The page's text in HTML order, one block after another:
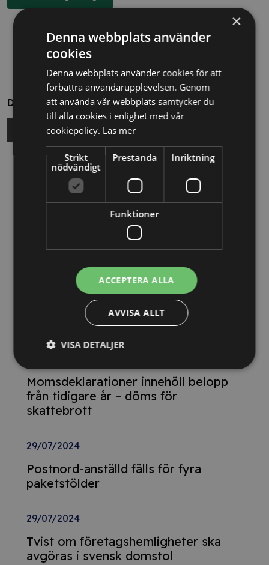
Dela
Relaterade nyheter
Nya Världsbanksregler öppnar för
svenska företag – lär dig vinna
upphandlingar med våra nya kurser
26/02/2025
Detta innebär
Tillgänglighetsdirektivet
Momsdeklarationer innehöll belopp
från tidigare år – döms för
skattebrott
29/07/2024
Postnord-anställd fälls för fyra
paketstölder
29/07/2024
Tvist om företagshemligheter ska
avgöras i svensk domstol
×
Denna webbplats använder
cookies
Denna webbplats använder cookies för att
förbättra användarupplevelsen. Genom
att använda vår webbplats samtycker du
till alla cookies i enlighet med vår
cookiepolicy. Läs mer
Strikt
nödvändigt
Prestanda Inriktning
Funktioner
ACCEPTERA ALLA
AVVISA ALLT
VISA DETALJER